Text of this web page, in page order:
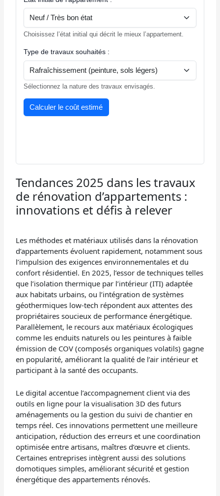
Choisissez l’état initial qui décrit le mieux l’appartement.
Type de travaux souhaités :
Sélectionnez la nature des travaux envisagés.
Calculer le coût estimé
Tendances 2025 dans les travaux
de rénovation d’appartements :
innovations et défis à relever
Les méthodes et matériaux utilisés dans la rénovation
d’appartements évoluent rapidement, notamment sous
l’impulsion des exigences environnementales et du
confort résidentiel. En 2025, l’essor de techniques telles
que l’isolation thermique par l’intérieur (ITI) adaptée
aux habitats urbains, ou l’intégration de systèmes
géothermiques low-tech répondent aux attentes des
propriétaires soucieux de performance énergétique.
Parallèlement, le recours aux matériaux écologiques
comme les enduits naturels ou les peintures à faible
émission de COV (composés organiques volatils) gagne
en popularité, améliorant la qualité de l’air intérieur et
participant à la santé des occupants.
Le digital accentue l’accompagnement client via des
outils en ligne pour la visualisation 3D des futurs
aménagements ou la gestion du suivi de chantier en
temps réel. Ces innovations permettent une meilleure
anticipation, réduction des erreurs et une coordination
optimisée entre artisans, maîtres d’œuvre et clients.
Certaines entreprises intègrent aussi des solutions
domotiques simples, améliorant sécurité et gestion
énergétique des appartements rénovés.